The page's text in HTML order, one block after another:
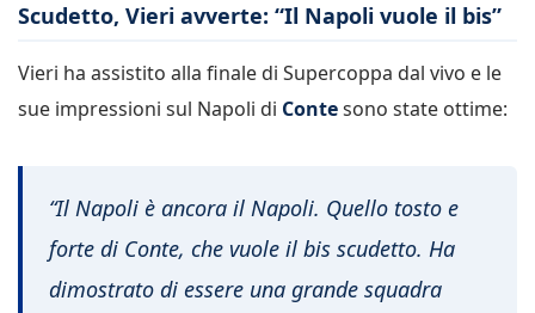
Scudetto, Vieri avverte: “Il Napoli vuole il bis”
Vieri ha assistito alla finale di Supercoppa dal vivo e le
sue impressioni sul Napoli di Contesono state ottime:
“Il Napoli è ancora il Napoli. Quello tosto e
forte di Conte, che vuole il bis scudetto. Ha
dimostrato di essere una grande squadra